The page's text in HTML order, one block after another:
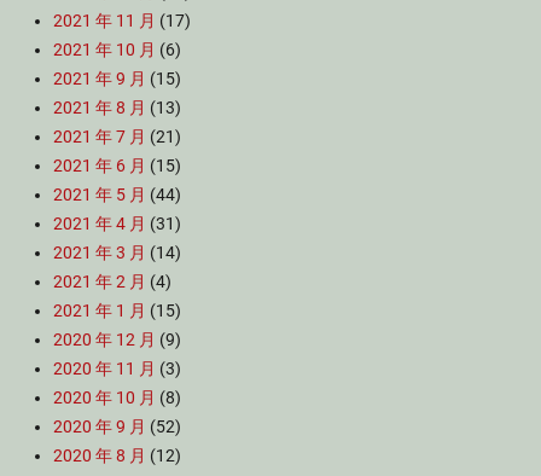
2021 年 11 月 (17)
2021 年 10 月 (6)
2021 年 9 月 (15)
2021 年 8 月 (13)
2021 年 7 月 (21)
2021 年 6 月 (15)
2021 年 5 月 (44)
2021 年 4 月 (31)
2021 年 3 月 (14)
2021 年 2 月 (4)
2021 年 1 月 (15)
2020 年 12 月 (9)
2020 年 11 月 (3)
2020 年 10 月 (8)
2020 年 9 月 (52)
2020 年 8 月 (12)